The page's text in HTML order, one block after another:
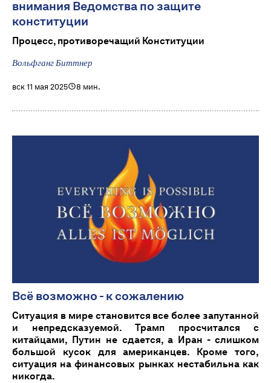
внимания Ведомства по защите
конституции
Процесс, противоречащий Конституции
Вольфганг Биттнер
вск 11 мая 2025 8 мин.
Всё возможно - к сожалению
Ситуация в мире становится все более запутанной
и непредсказуемой. Трамп просчитался с
китайцами, Путин не сдается, а Иран - слишком
большой кусок для американцев. Кроме того,
ситуация на финансовых рынках нестабильна как
никогда.